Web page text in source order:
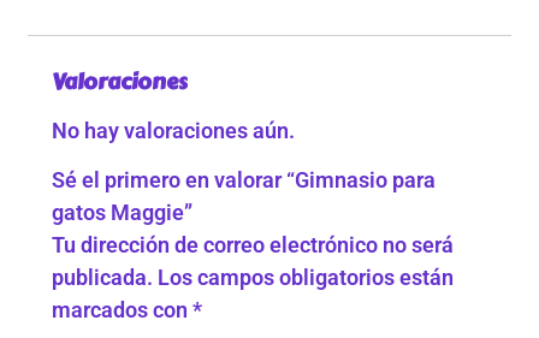
Valoraciones
No hay valoraciones aún.
Sé el primero en valorar “Gimnasio para
gatos Maggie”
Tu dirección de correo electrónico no será
publicada. Los campos obligatorios están
marcados con*